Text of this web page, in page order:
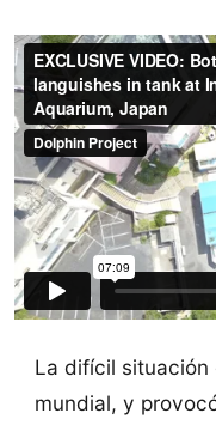
La difícil situación
mundial, y